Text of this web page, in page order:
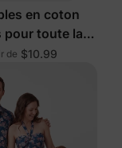
en coton
pour toute la
bleu
de $10.99